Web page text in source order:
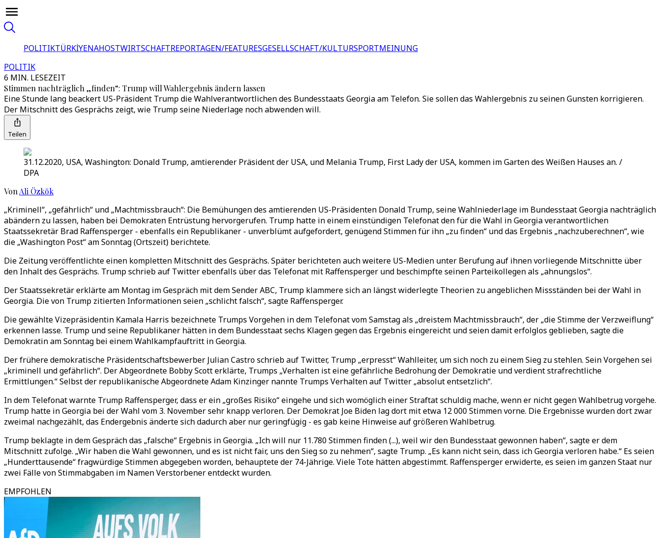
POLITIKTÜRKİYENAHOSTWIRTSCHAFTREPORTAGEN/FEATURESGESELLSCHAFT/KULTURSPORTMEINUNG
POLITIK
6 MIN. LESEZEIT
Stimmen nachträglich „finden“: Trump will Wahlergebnis ändern lassen
Eine Stunde lang beackert US-Präsident Trump die Wahlverantwortlichen des Bundesstaats Georgia am Telefon. Sie sollen das Wahlergebnis zu seinen Gunsten korrigieren.
Der Mitschnitt des Gesprächs zeigt, wie Trump seine Niederlage noch abwenden will.
Teilen
31.12.2020, USA, Washington: Donald Trump, amtierender Präsident der USA, und Melania Trump, First Lady der USA, kommen im Garten des Weißen Hauses an. /
DPA
Von Ali Özkök
„Kriminell“, „gefährlich“ und „Machtmissbrauch“: Die Bemühungen des amtierenden US-Präsidenten Donald Trump, seine Wahlniederlage im Bundesstaat Georgia nachträglich
abändern zu lassen, haben bei Demokraten Entrüstung hervorgerufen. Trump hatte in einem einstündigen Telefonat den für die Wahl in Georgia verantwortlichen
Staatssekretär Brad Raffensperger - ebenfalls ein Republikaner - unverblümt aufgefordert, genügend Stimmen für ihn „zu finden“ und das Ergebnis „nachzuberechnen“, wie
die „Washington Post“ am Sonntag (Ortszeit) berichtete.
Die Zeitung veröffentlichte einen kompletten Mitschnitt des Gesprächs. Später berichteten auch weitere US-Medien unter Berufung auf ihnen vorliegende Mitschnitte über
den Inhalt des Gesprächs. Trump schrieb auf Twitter ebenfalls über das Telefonat mit Raffensperger und beschimpfte seinen Parteikollegen als „ahnungslos“.
Der Staatssekretär erklärte am Montag im Gespräch mit dem Sender ABC, Trump klammere sich an längst widerlegte Theorien zu angeblichen Missständen bei der Wahl in
Georgia. Die von Trump zitierten Informationen seien „schlicht falsch“, sagte Raffensperger.
Die gewählte Vizepräsidentin Kamala Harris bezeichnete Trumps Vorgehen in dem Telefonat vom Samstag als „dreistem Machtmissbrauch“, der „die Stimme der Verzweiflung“
erkennen lasse. Trump und seine Republikaner hätten in dem Bundesstaat sechs Klagen gegen das Ergebnis eingereicht und seien damit erfolglos geblieben, sagte die
Demokratin am Sonntag bei einem Wahlkampfauftritt in Georgia.
Der frühere demokratische Präsidentschaftsbewerber Julian Castro schrieb auf Twitter, Trump „erpresst“ Wahlleiter, um sich noch zu einem Sieg zu stehlen. Sein Vorgehen sei
„kriminell und gefährlich“. Der Abgeordnete Bobby Scott erklärte, Trumps „Verhalten ist eine gefährliche Bedrohung der Demokratie und verdient strafrechtliche
Ermittlungen.“ Selbst der republikanische Abgeordnete Adam Kinzinger nannte Trumps Verhalten auf Twitter „absolut entsetzlich“.
In dem Telefonat warnte Trump Raffensperger, dass er ein „großes Risiko“ eingehe und sich womöglich einer Straftat schuldig mache, wenn er nicht gegen Wahlbetrug vorgehe.
Trump hatte in Georgia bei der Wahl vom 3. November sehr knapp verloren. Der Demokrat Joe Biden lag dort mit etwa 12 000 Stimmen vorne. Die Ergebnisse wurden dort zwar
zweimal nachgezählt, das Endergebnis änderte sich dadurch aber nur geringfügig - es gab keine Hinweise auf größeren Wahlbetrug.
Trump beklagte in dem Gespräch das „falsche“ Ergebnis in Georgia. „Ich will nur 11.780 Stimmen finden (...), weil wir den Bundesstaat gewonnen haben“, sagte er dem
Mitschnitt zufolge. „Wir haben die Wahl gewonnen, und es ist nicht fair, uns den Sieg so zu nehmen“, sagte Trump. „Es kann nicht sein, dass ich Georgia verloren habe.“ Es seien
„Hunderttausende“ fragwürdige Stimmen abgegeben worden, behauptete der 74-Jährige. Viele Tote hätten abgestimmt. Raffensperger erwiderte, es seien im ganzen Staat nur
zwei Fälle von Stimmabgaben im Namen Verstorbener entdeckt wurden.
EMPFOHLEN